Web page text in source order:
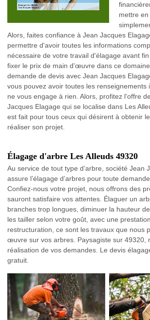
mettre
Alors, faites confiance à Jean Jacques
permettre d'avoir toutes les informations
nécessaire de votre travail d'élagage avant
fixer le prix de main d'œuvre dans ce
demande de devis avec Jean Jacques
vous pouvez avoir toutes les renseignements
ne vous engage à rien. Alors, profitez l'offre
Jacques Elagage qui se localise dans Les
est fait pour tous ceux qui désirent à obtenir
réaliser son projet.
Élagage d'arbre Les Alleuds 49320
Au service de tout type d’arbre, société Jean
assure l’élagage d’arbres pour toute
Confiez-nous votre projet, nous offrons des
sauront satisfaire vos attentes. Élaguer un
branches trop longues, diminuer la hauteur
les tailler selon votre goût, avec une
restructuration, ce sont les travaux que nous
œuvre sur vos arbres. Paysagiste sur 49320,
réalisation de vos demandes. Le devis
gratuit.